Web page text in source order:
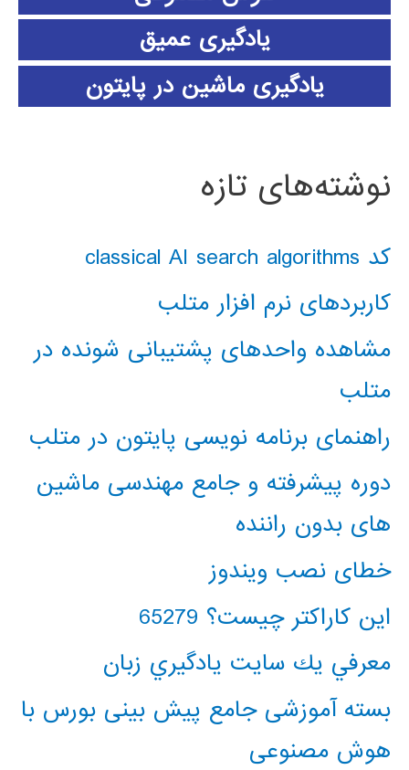
یادگیری عمیق
یادگیری ماشین در پایتون
نوشته‌های تازه
کد classical AI search algorithms
کاربردهای نرم افزار متلب
مشاهده واحدهای پشتیبانی شونده در
متلب
راهنمای برنامه نویسی پایتون در متلب
دوره پیشرفته و جامع مهندسی ماشین
های بدون راننده
خطای نصب ویندوز
این کاراکتر چیست؟ 65279
معرفي يك سايت يادگيري زبان
بسته آموزشی جامع پیش بینی بورس با
هوش مصنوعی